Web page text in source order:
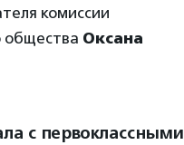
комиссии
общества Оксана
с первоклассными